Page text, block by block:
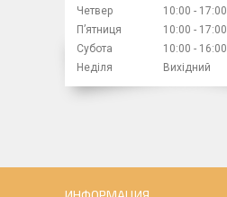
Четвер
10:00
17:00
Пʼятниця
10:00
17:00
Субота
10:00
16:00
Неділя
Вихідний